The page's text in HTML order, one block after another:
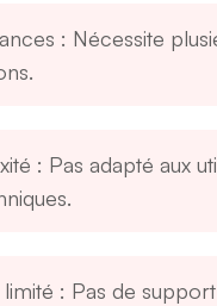
: Nécessite
: Pas adapté aux
: Pas de support